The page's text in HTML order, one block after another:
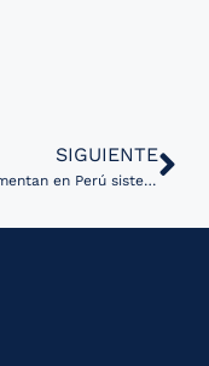
SIGUIENTE
Implementan en Perú sistema de interconsultas a distancia para detección temprana de cáncer cervical